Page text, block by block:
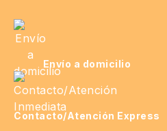
Envío a domicilio
Contacto/Atención Express